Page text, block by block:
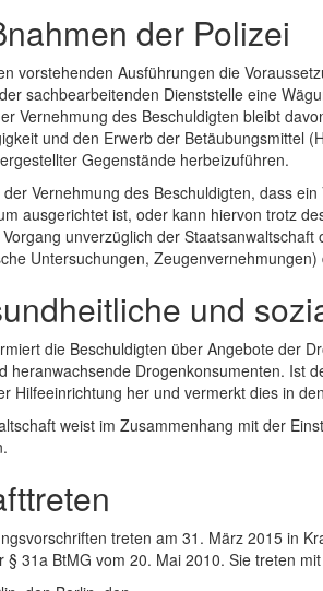
der Polizei
vorstehenden Ausführungen die
sachbearbeitenden Dienststelle eine
Vernehmung des Beschuldigten bleibt
und den Erwerb der Betäubungsmittel
Gegenstände herbeizuführen.
Vernehmung des Beschuldigten, dass
ausgerichtet ist, oder kann hiervon trotz
unverzüglich der
Untersuchungen,
und
die Beschuldigten über Angebote der
heranwachsende Drogenkonsumenten. Ist
Hilfeeinrichtung her und vermerkt dies in
weist im Zusammenhang mit der
treten am 31. März 2015 in
§ 31a BtMG vom 20. Mai 2010. Sie treten